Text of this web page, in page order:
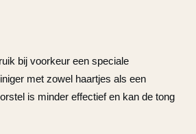
bij voorkeur een speciale
met zowel haartjes als een
is minder effectief en kan de tong